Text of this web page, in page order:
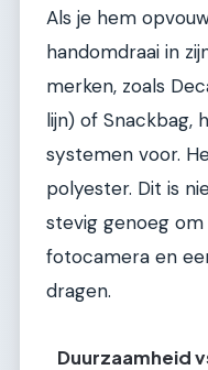
Als je hem
handomdraai in
merken, zoals
lijn) of Snackbag,
systemen voor.
polyester. Dit is
stevig genoeg
fotocamera en
dragen.
Duurzaamheid